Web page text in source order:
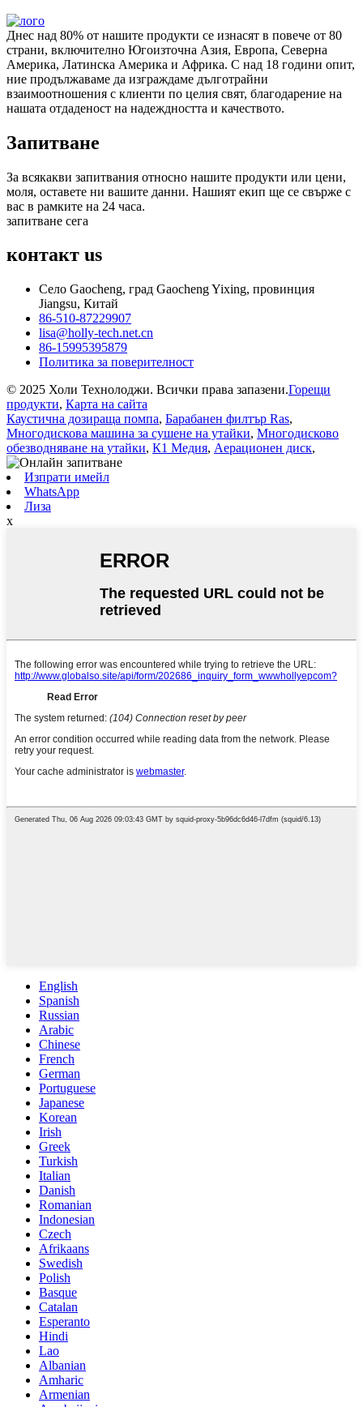
Днес над 80% от нашите продукти се изнасят в повече от 80
страни, включително Югоизточна Азия, Европа, Северна
Америка, Латинска Америка и Африка. С над 18 години опит,
ние продължаваме да изграждаме дълготрайни
взаимоотношения с клиенти по целия свят, благодарение на
нашата отдаденост на надеждността и качеството.
Запитване
За всякакви запитвания относно нашите продукти или цени,
моля, оставете ни вашите данни. Нашият екип ще се свърже с
вас в рамките на 24 часа.
запитване сега
контакт us
Село Gaocheng, град Gaocheng Yixing, провинция
Jiangsu, Китай
86-510-87229907
lisa@holly-tech.net.cn
86-15995395879
Политика за поверителност
© 2025 Холи Технолоджи. Всички права запазени.Горещи
продукти, Карта на сайта
Каустична дозираща помпа, Барабанен филтър Ras,
Многодискова машина за сушене на утайки, Многодисково
обезводняване на утайки, К1 Медия, Аерационен диск,
Изпрати имейл
WhatsApp
Лиза
x
English
Spanish
Russian
Arabic
Chinese
French
German
Portuguese
Japanese
Korean
Irish
Greek
Turkish
Italian
Danish
Romanian
Indonesian
Czech
Afrikaans
Swedish
Polish
Basque
Catalan
Esperanto
Hindi
Lao
Albanian
Amharic
Armenian